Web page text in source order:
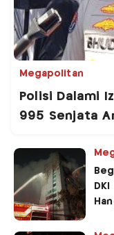
Megapolitan
Polisi Dalami
995 Senjata